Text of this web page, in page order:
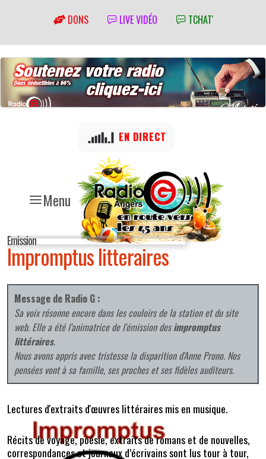
DONS LIVE VIDÉO TCHAT'
Menu
EN DIRECT
Emission
Impromptus litteraires
Message de Radio G :
Sa voix résonne encore dans les couloirs de la station et du site
web. Elle a été l'animatrice de l'émission desimpromptus
littéraires.
Nous avons appris avec tristesse la disparition d'Anne Prono. Nos
pensées vont à sa famille, ses proches et ses fidèles auditeurs.
Lectures d'extraits d'œuvres littéraires mis en musique.
Récits de voyage, poésie, extraits de romans et de nouvelles,
correspondances et journaux d’écrivains sont lus tour à tour,